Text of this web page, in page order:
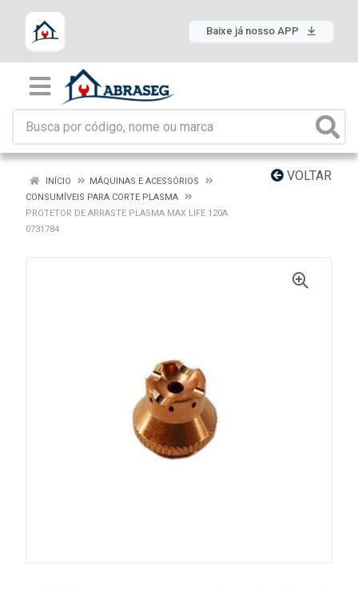
Baixe já nosso APP
VOLTAR
INÍCIO
MÁQUINAS E ACESSÓRIOS
CONSUMÍVEIS PARA CORTE PLASMA
PROTETOR DE ARRASTE PLASMA MAX LIFE 120A
0731784